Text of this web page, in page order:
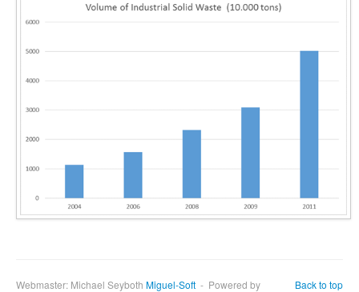
Back to top
Webmaster: Michael Seyboth Miguel-Soft - Powered by